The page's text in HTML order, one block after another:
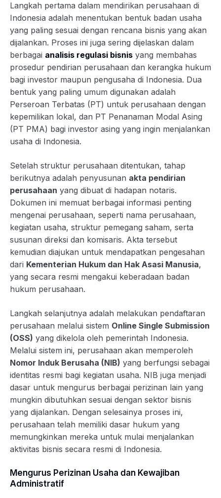
Langkah pertama dalam mendirikan perusahaan di
Indonesia adalah menentukan bentuk badan usaha
yang paling sesuai dengan rencana bisnis yang akan
dijalankan. Proses ini juga sering dijelaskan dalam
berbagai analisis regulasi bisnis yang membahas
prosedur pendirian perusahaan dan kerangka hukum
bagi investor maupun pengusaha di Indonesia. Dua
bentuk yang paling umum digunakan adalah
Perseroan Terbatas (PT) untuk perusahaan dengan
kepemilikan lokal, dan PT Penanaman Modal Asing
(PT PMA) bagi investor asing yang ingin menjalankan
usaha di Indonesia.
Setelah struktur perusahaan ditentukan, tahap
berikutnya adalah penyusunan akta pendirian
perusahaan yang dibuat di hadapan notaris.
Dokumen ini memuat berbagai informasi penting
mengenai perusahaan, seperti nama perusahaan,
kegiatan usaha, struktur pemegang saham, serta
susunan direksi dan komisaris. Akta tersebut
kemudian diajukan untuk mendapatkan pengesahan
dari Kementerian Hukum dan Hak Asasi Manusia,
yang secara resmi mengakui keberadaan badan
hukum perusahaan.
Langkah selanjutnya adalah melakukan pendaftaran
perusahaan melalui sistem Online Single Submission
(OSS) yang dikelola oleh pemerintah Indonesia.
Melalui sistem ini, perusahaan akan memperoleh
Nomor Induk Berusaha (NIB) yang berfungsi sebagai
identitas resmi bagi kegiatan usaha. NIB juga menjadi
dasar untuk mengurus berbagai perizinan lain yang
mungkin dibutuhkan sesuai dengan sektor bisnis
yang dijalankan. Dengan selesainya proses ini,
perusahaan telah memiliki dasar hukum yang
memungkinkan mereka untuk mulai menjalankan
aktivitas bisnis secara resmi di Indonesia.
Mengurus Perizinan Usaha dan Kewajiban
Administratif